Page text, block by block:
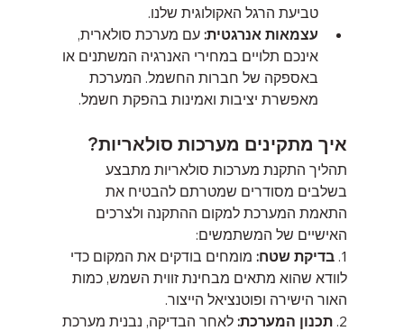
טביעת הרגל האקולוגית שלנו.
עצמאות אנרגטית: עם מערכת סולארית,
אינכם תלויים במחירי האנרגיה המשתנים או
באספקה של חברות החשמל. המערכת
מאפשרת יציבות ואמינות בהפקת חשמל.
איך מתקינים מערכות סולאריות?
תהליך התקנת מערכות סולאריות מתבצע
בשלבים מסודרים שמטרתם להבטיח את
התאמת המערכת למקום ההתקנה ולצרכים
האישיים של המשתמשים:
1. בדיקת שטח: מומחים בודקים את המקום כדי
לוודא שהוא מתאים מבחינת זווית השמש, כמות
האור הישירה ופוטנציאל הייצור.
2. תכנון המערכת: לאחר הבדיקה, נבנית מערכת